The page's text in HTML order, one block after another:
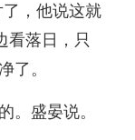
，他说这就
看落日，只
了。
。盛晏说。